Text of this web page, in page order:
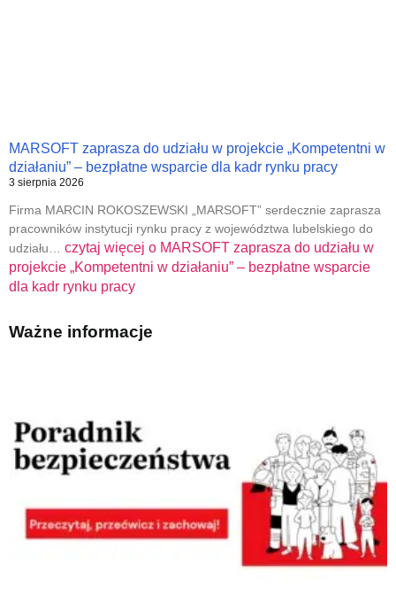
MARSOFT zaprasza do udziału w projekcie „Kompetentni w
działaniu” – bezpłatne wsparcie dla kadr rynku pracy
3 sierpnia 2026
Firma MARCIN ROKOSZEWSKI „MARSOFT” serdecznie zaprasza
pracowników instytucji rynku pracy z województwa lubelskiego do
udziału… czytaj więcej o MARSOFT zaprasza do udziału w
projekcie „Kompetentni w działaniu” – bezpłatne wsparcie
dla kadr rynku pracy
Ważne informacje